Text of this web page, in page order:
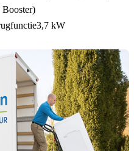
3,7 kW